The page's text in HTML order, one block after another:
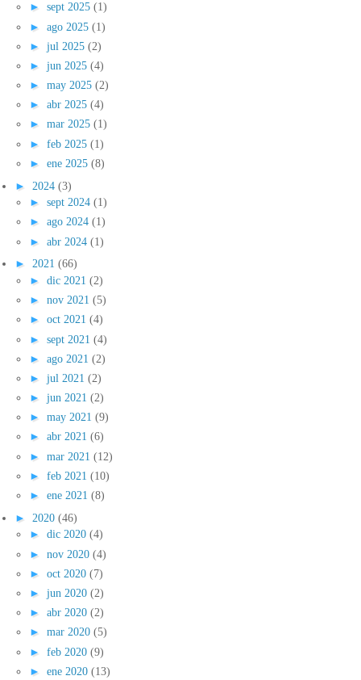
► sept 2025 (1)
► ago 2025 (1)
► jul 2025 (2)
► jun 2025 (4)
► may 2025 (2)
► abr 2025 (4)
► mar 2025 (1)
► feb 2025 (1)
► ene 2025 (8)
► 2024 (3)
► sept 2024 (1)
► ago 2024 (1)
► abr 2024 (1)
► 2021 (66)
► dic 2021 (2)
► nov 2021 (5)
► oct 2021 (4)
► sept 2021 (4)
► ago 2021 (2)
► jul 2021 (2)
► jun 2021 (2)
► may 2021 (9)
► abr 2021 (6)
► mar 2021 (12)
► feb 2021 (10)
► ene 2021 (8)
► 2020 (46)
► dic 2020 (4)
► nov 2020 (4)
► oct 2020 (7)
► jun 2020 (2)
► abr 2020 (2)
► mar 2020 (5)
► feb 2020 (9)
► ene 2020 (13)